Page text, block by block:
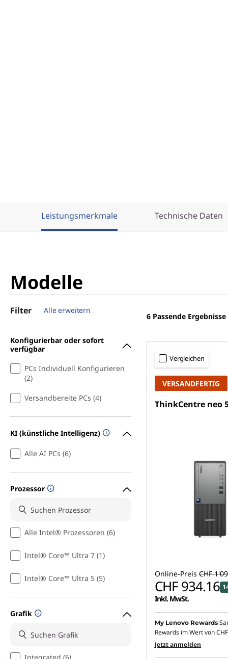
Leistungsmerkmale Technische Daten
Modelle
Filter Alle erweitern
Konfigurierbar oder sofort
verfügbar
PCs Individuell Konfigurieren
(2)
Versandbereite PCs (4)
KI (künstliche Intelligenz)
Alle AI PCs (6)
Prozessor
Alle Intel® Prozessoren (6)
Intel® Core™ Ultra 7 (1)
Intel® Core™ Ultra 5 (5)
Grafik
6 Passende Ergebnisse
Vergleichen
VERSANDFERTIG
ThinkCentre neo
Online-Preis CHF
CHF 934.16
Inkl. MwSt.
My Lenovo Rewards
Rewards im Wert von
Jetzt anmelden